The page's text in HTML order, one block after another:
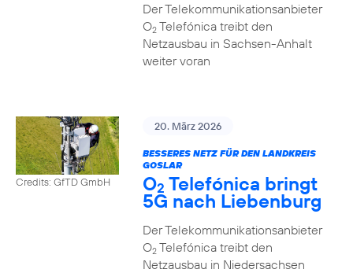
Der Telekommunikationsanbieter
O2Telefónica treibt den
Netzausbau in Sachsen-Anhalt
weiter voran
Credits: GfTD GmbH
20. März 2026
BESSERES NETZ FÜR DEN LANDKREIS
GOSLAR
O2 Telefónica bringt
5G nach Liebenburg
Der Telekommunikationsanbieter
O2Telefónica treibt den
Netzausbau in Niedersachsen